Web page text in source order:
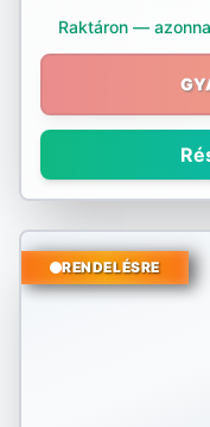
Nexen
Nordex
Nortenha
Optimo
Ovation
Raktáron —
RENDELÉSRE